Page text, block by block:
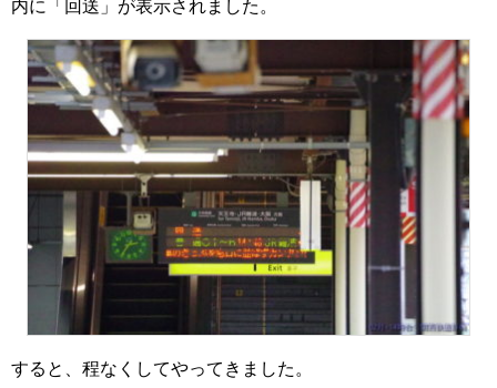
内に「回送」が表示されました。
すると、程なくしてやってきました。